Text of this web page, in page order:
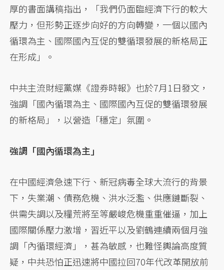
厚的書面講稿指出，「我們仍面臨經濟下行的較大
壓力，但形勢正逐步向好的方向轉變，一個以國內
循環為主、國際國內互促的雙循環發展的新格局正
在形成」。
中共主流財經黨媒《證券時報》也於7月1日發文，
強調「國內循環為主、國際國內互促的雙循環發展
的新格局」，以營造「穩定」氛圍。
強調「國內循環為主」
在中國經濟急速下行、新冠病毒全球大流行的背景
下，失業潮、債務危機、洪水泛濫、供應鏈斷裂、
供需失調以及糧荒將至等嚴峻危機重重催逼，加上
國際關係壓力激增，習近平以及劉鶴連續兩個月強
調「內循環經濟」，甚為敏感，也難怪輿論高度質
疑，中共恐怕正迅速將中國拉回70年代改革開放前